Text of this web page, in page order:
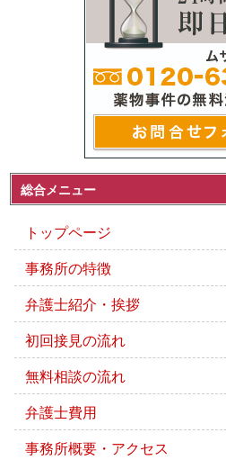
総合メニュー
トップページ
事務所の特徴
弁護士紹介・挨拶
初回接見の流れ
無料相談の流れ
弁護士費用
事務所概要・アクセス